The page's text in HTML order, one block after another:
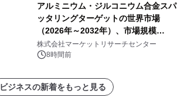
アルミニウム・ジルコニウム合金スパ
ッタリングターゲットの世界市場
（2026年～2032年）、市場規模
（0.995、0.999、その他）・分析レポ
ートを発表
株式会社マーケットリサーチセンター
8時間前
ビジネスの新着をもっと見る